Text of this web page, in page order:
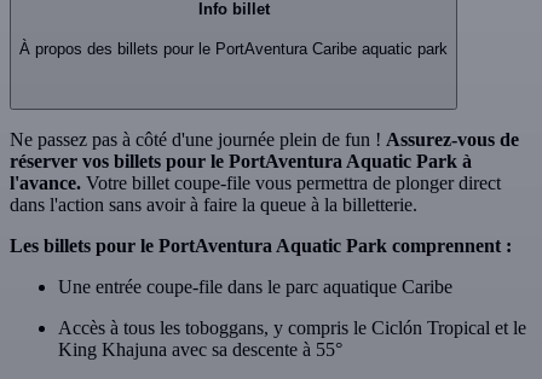
Info billet
À propos des billets pour le PortAventura Caribe aquatic park
Ne passez pas à côté d'une journée plein de fun ! Assurez-vous de
réserver vos billets pour le PortAventura Aquatic Park à
l'avance. Votre billet coupe-file vous permettra de plonger direct
dans l'action sans avoir à faire la queue à la billetterie.
Les billets pour le PortAventura Aquatic Park comprennent :
Une entrée coupe-file dans le parc aquatique Caribe
Accès à tous les toboggans, y compris le Ciclón Tropical et le
King Khajuna avec sa descente à 55°